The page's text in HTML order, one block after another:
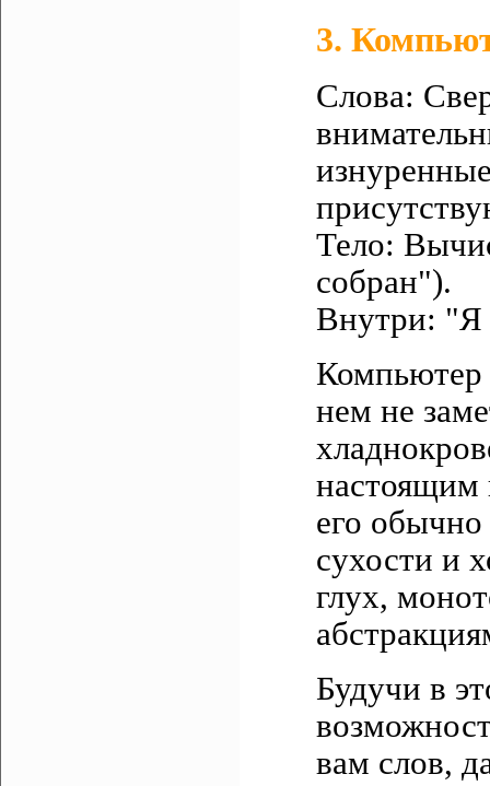
3.
Слова:
Тело:
собран").
Внутри: "Я
Компьютер
нем не
настоящим
его
сухости и
глух,
Будучи в
вам слов,